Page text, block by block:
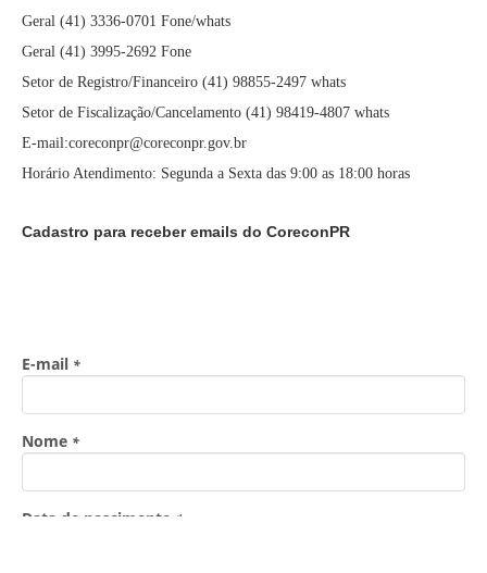
Geral (41) 3336-0701 Fone/whats
Geral (41) 3995-2692 Fone
Setor de Registro/Financeiro (41) 98855-2497 whats
Setor de Fiscalização/Cancelamento (41) 98419-4807 whats
E-mail:coreconpr@coreconpr.gov.br
Horário Atendimento: Segunda a Sexta das 9:00 as 18:00 horas
Cadastro para receber emails do CoreconPR